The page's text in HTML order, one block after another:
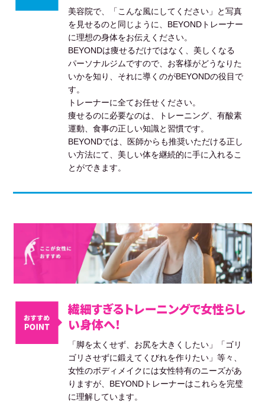
美容院で、「こんな風にしてください」と写真
を見せるのと同じように、BEYONDトレーナー
に理想の身体をお伝えください。
BEYONDは痩せるだけではなく、美しくなる
パーソナルジムですので、お客様がどうなりた
いかを知り、それに導くのがBEYONDの役目で
す。
トレーナーに全てお任せください。
痩せるのに必要なのは、トレーニング、有酸素
運動、食事の正しい知識と習慣です。
BEYONDでは、医師からも推奨いただける正し
い方法にて、美しい体を継続的に手に入れるこ
とができます。
繊細すぎるトレーニングで女性らし
い身体へ！
「脚を太くせず、お尻を大きくしたい」「ゴリ
ゴリさせずに鍛えてくびれを作りたい」等々、
女性のボディメイクには女性特有のニーズがあ
りますが、BEYONDトレーナーはこれらを完璧
に理解しています。